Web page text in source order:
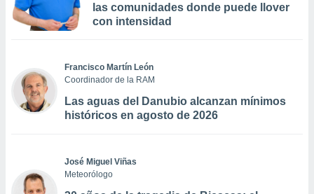
las comunidades donde puede llover
con intensidad
Francisco Martín León
Coordinador de la RAM
Las aguas del Danubio alcanzan mínimos
históricos en agosto de 2026
José Miguel Viñas
Meteorólogo